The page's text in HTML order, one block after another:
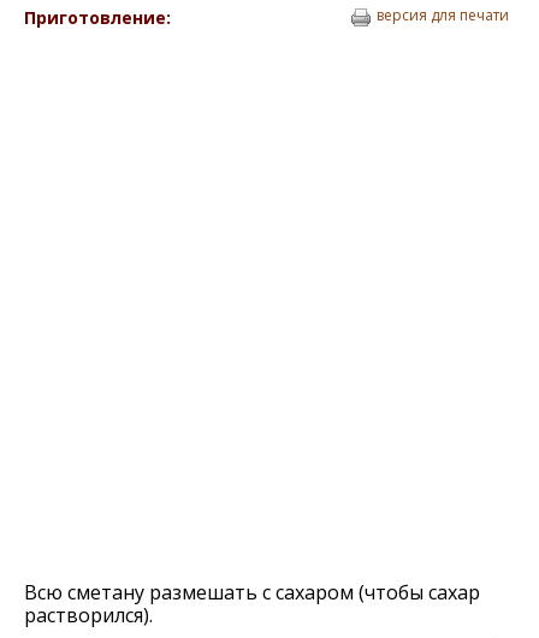
Приготовление: версия для печати
Всю сметану размешать с сахаром (чтобы сахар
растворился).